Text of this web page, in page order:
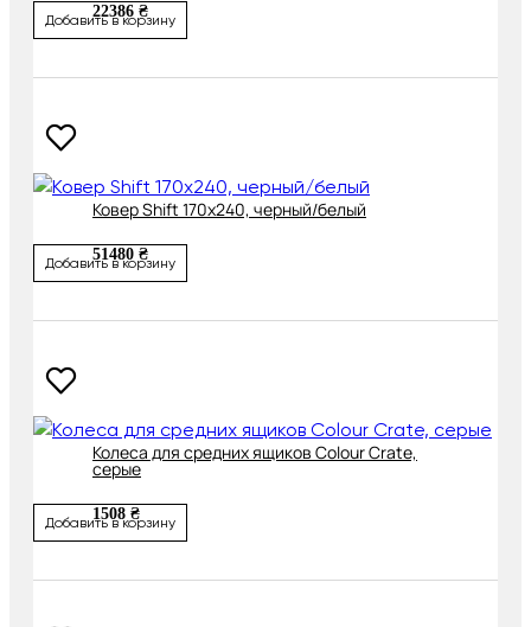
22386 ₴
Добавить в корзину
Ковер Shift 170х240, черный/белый
51480 ₴
Добавить в корзину
Колеса для средних ящиков Colour Crate,
серые
1508 ₴
Добавить в корзину